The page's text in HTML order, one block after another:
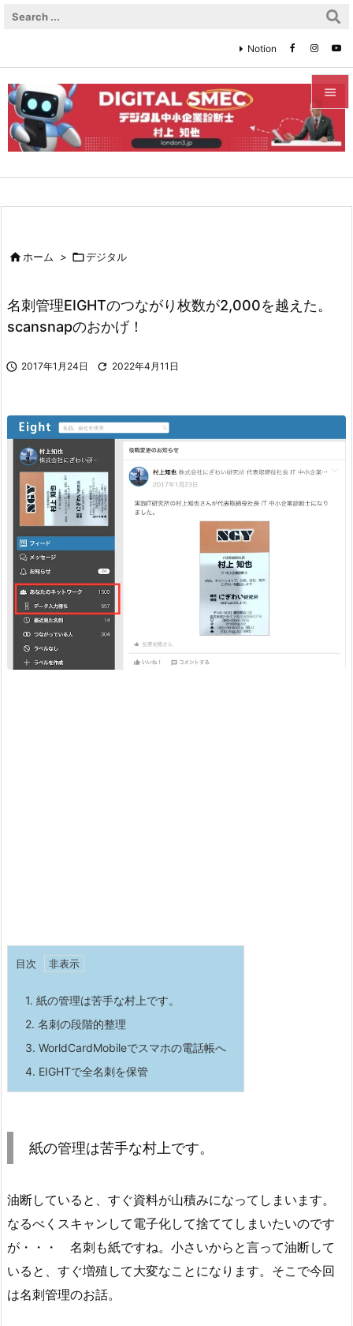


メニュ

Notion
ホーム > デジタル
名刺管理EIGHTのつながり枚数が2,000を越えた。
scansnapのおかげ！
 2017年1月24日  2022年4月11日
目次
1. 紙の管理は苦手な村上です。
2. 名刺の段階的整理
3. WorldCardMobileでスマホの電話帳へ
4. EIGHTで全名刺を保管
紙の管理は苦手な村上です。
油断していると、すぐ資料が山積みになってしまいます。
なるべくスキャンして電子化して捨ててしまいたいのです
が・・・ 名刺も紙ですね。小さいからと言って油断して
いると、すぐ増殖して大変なことになります。そこで今回
は名刺管理のお話。